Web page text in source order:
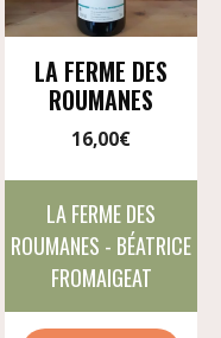
LA FERME DES
ROUMANES
16,00€
LA FERME DES
ROUMANES - BÉATRICE
FROMAIGEAT